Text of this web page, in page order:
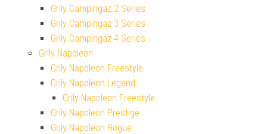
Grily Campingaz 2 Series
Grily Campingaz 3 Series
Grily Campingaz 4 Series
Grily Napoleon
Grily Napoleon Freestyle
Grily Napoleon Legend
Grily Napoleon Freestyle
Grily Napoleon Prestige
Grily Napoleon Rogue